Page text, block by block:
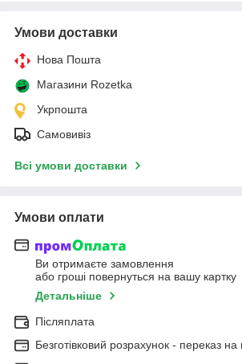
Умови доставки
Нова Пошта
Магазини Rozetka
Укрпошта
Самовивіз
Всі умови доставки
Умови оплати
Ви отримаєте замовлення
або гроші повернуться на вашу картку
Детальніше
Післяплата
Безготівковий розрахунок - переказ на